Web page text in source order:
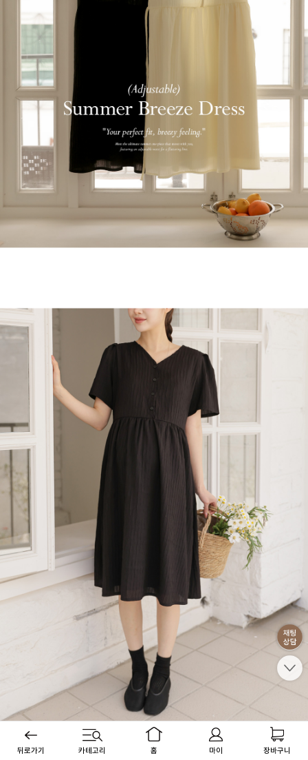
뒤로가기 카테고리 홈 마이 장바구니